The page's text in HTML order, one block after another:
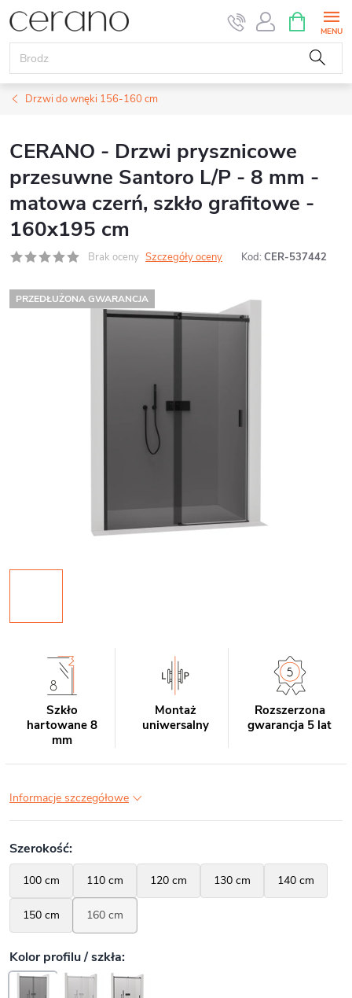
Przejść
do
treści
KOSZYK
Drzwi do wnęki 156-160 cm
CERANO - Drzwi prysznicowe
przesuwne Santoro L/P - 8 mm -
matowa czerń, szkło grafitowe -
160x195 cm
Brak oceny Szczegóły oceny Kod: CER-537442
PRZEDŁUŻONA GWARANCJA
Szkło
hartowane 8
mm
Montaż
uniwersalny
Rozszerzona
gwarancja 5 lat
Informacje szczegółowe